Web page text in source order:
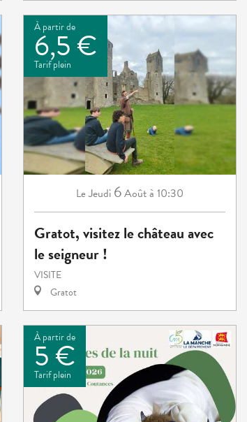
À partir de
6,5 €
Tarif plein
LeJeudi 6Aoûtà 10:30
Gratot, visitez le château avec
le seigneur !
VISITE
Gratot
À partir de
5 €
Tarif plein